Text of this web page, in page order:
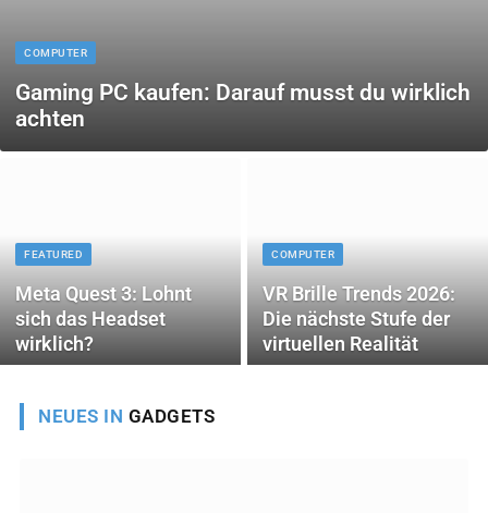
COMPUTER
Gaming PC kaufen: Darauf musst du wirklich
achten
FEATURED
Meta Quest 3: Lohnt
sich das Headset
wirklich?
COMPUTER
VR Brille Trends 2026:
Die nächste Stufe der
virtuellen Realität
NEUES IN GADGETS